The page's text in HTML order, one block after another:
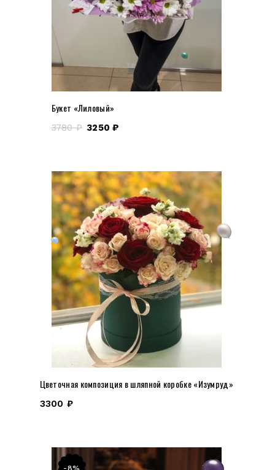
Букет «Лиловый»
3780₽ 3250₽
Цветочная композиция в шляпной коробке «Изумруд»
3300 ₽
-8%